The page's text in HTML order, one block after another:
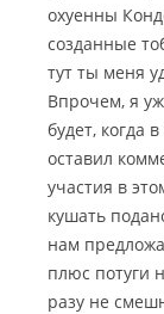
а
е
н
ь
Л
у
и
й
охуенны
созданные
тут ты меня
Впрочем, я
будет, когда
оставил
участия в
кушать
нам
плюс потуги
разу не